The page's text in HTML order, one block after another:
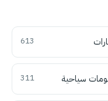
613
سياحية 311